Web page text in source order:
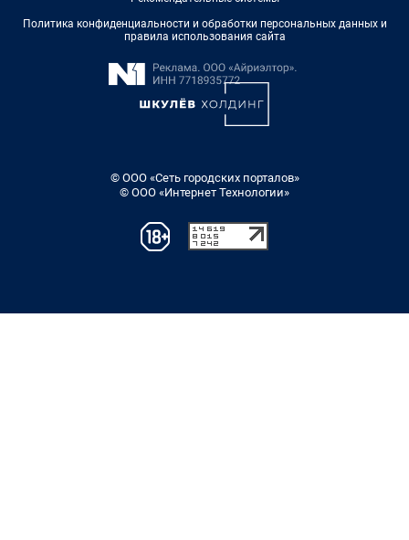
Политика конфиденциальности и обработки персональных данных и
правила использования сайта
© ООО «Сеть городских порталов»
© ООО «Интернет Технологии»